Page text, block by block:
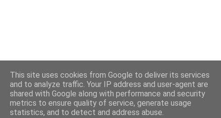
This site uses cookies from Google to deliver its services
and to analyze traffic. Your IP address and user-agent are
shared with Google along with performance and security
metrics to ensure quality of service, generate usage
statistics, and to detect and address abuse.